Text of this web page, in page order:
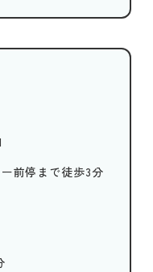
前停まで徒歩3分